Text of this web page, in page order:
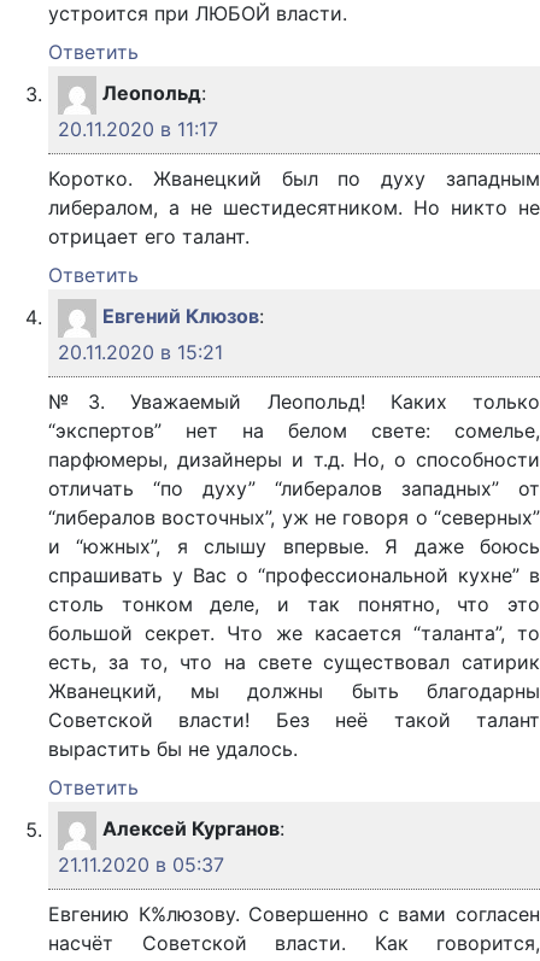
устроится при ЛЮБОЙ власти.
Ответить
Леопольд:
20.11.2020 в 11:17
Коротко. Жванецкий был по духу западным
либералом, а не шестидесятником. Но никто не
отрицает его талант.
Ответить
Евгений Клюзов:
20.11.2020 в 15:21
№3. Уважаемый Леопольд! Каких только
“экспертов” нет на белом свете: сомелье,
парфюмеры, дизайнеры и т.д. Но, о способности
отличать “по духу” “либералов западных” от
“либералов восточных”, уж не говоря о “северных”
и “южных”, я слышу впервые. Я даже боюсь
спрашивать у Вас о “профессиональной кухне” в
столь тонком деле, и так понятно, что это
большой секрет. Что же касается “таланта”, то
есть, за то, что на свете существовал сатирик
Жванецкий, мы должны быть благодарны
Советской власти! Без неё такой талант
вырастить бы не удалось.
Ответить
Алексей Курганов:
21.11.2020 в 05:37
Евгению К%люзову. Совершенно с вами согласен
насчёт Советской власти. Как говорится,